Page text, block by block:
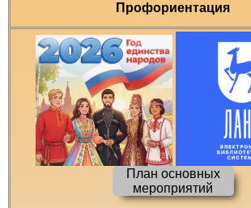
Профориентация
План основных
мероприятий